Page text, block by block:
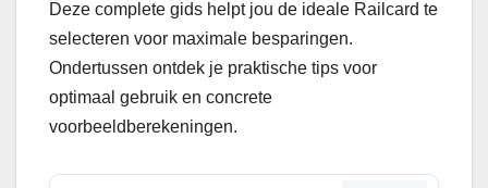
Deze complete gids helpt jou de ideale Railcard te
selecteren voor maximale besparingen.
Ondertussen ontdek je praktische tips voor
optimaal gebruik en concrete
voorbeeldberekeningen.